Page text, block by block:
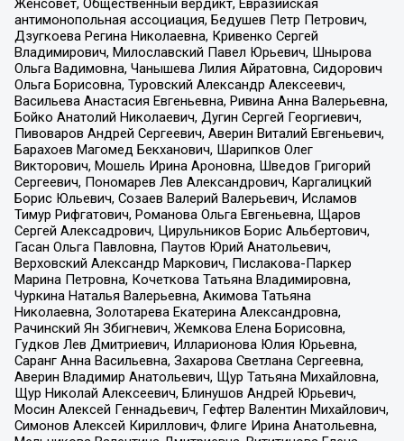
Женсовет, Общественный вердикт, Евразийская
антимонопольная ассоциация, Бедушев Петр Петрович,
Дзугкоева Регина Николаевна, Кривенко Сергей
Владимирович, Милославский Павел Юрьевич, Шнырова
Ольга Вадимовна, Чанышева Лилия Айратовна, Сидорович
Ольга Борисовна, Туровский Александр Алексеевич,
Васильева Анастасия Евгеньевна, Ривина Анна Валерьевна,
Бойко Анатолий Николаевич, Дугин Сергей Георгиевич,
Пивоваров Андрей Сергеевич, Аверин Виталий Евгеньевич,
Барахоев Магомед Бекханович, Шарипков Олег
Викторович, Мошель Ирина Ароновна, Шведов Григорий
Сергеевич, Пономарев Лев Александрович, Каргалицкий
Борис Юльевич, Созаев Валерий Валерьевич, Исламов
Тимур Рифгатович, Романова Ольга Евгеньевна, Щаров
Сергей Алексадрович, Цирульников Борис Альбертович,
Гасан Ольга Павловна, Паутов Юрий Анатольевич,
Верховский Александр Маркович, Пислакова-Паркер
Марина Петровна, Кочеткова Татьяна Владимировна,
Чуркина Наталья Валерьевна, Акимова Татьяна
Николаевна, Золотарева Екатерина Александровна,
Рачинский Ян Збигневич, Жемкова Елена Борисовна,
Гудков Лев Дмитриевич, Илларионова Юлия Юрьевна,
Саранг Анна Васильевна, Захарова Светлана Сергеевна,
Аверин Владимир Анатольевич, Щур Татьяна Михайловна,
Щур Николай Алексеевич, Блинушов Андрей Юрьевич,
Мосин Алексей Геннадьевич, Гефтер Валентин Михайлович,
Симонов Алексей Кириллович, Флиге Ирина Анатольевна,